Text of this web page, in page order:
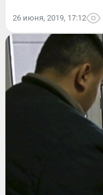
26 июня, 2019, 17:12